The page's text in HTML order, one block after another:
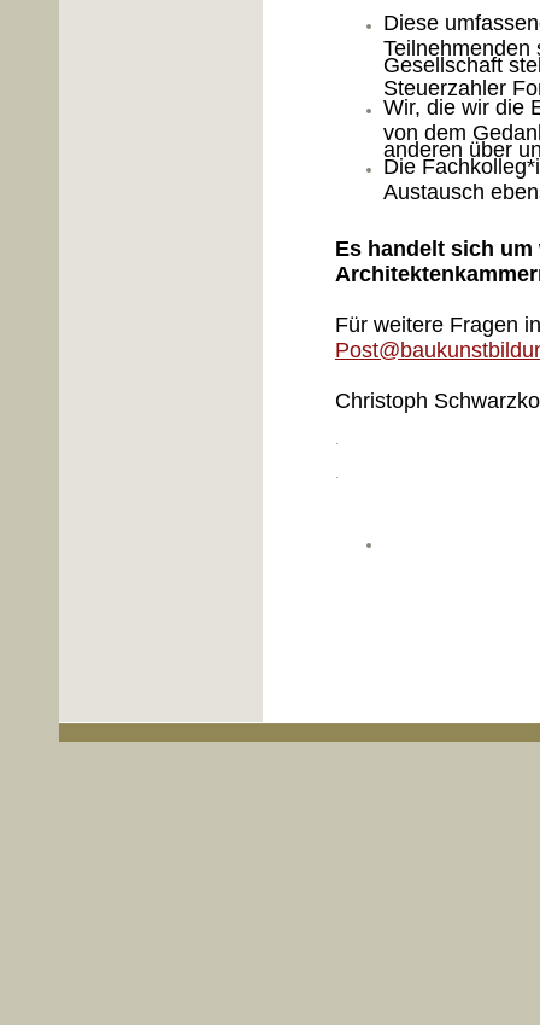
Diese
Teilnehmenden
Gesellschaft
Steuerzahler
Wir, die wir die
von dem
anderen über
Die
Austausch
Es handelt sich
Für weitere Fragen
Christoph
.
.